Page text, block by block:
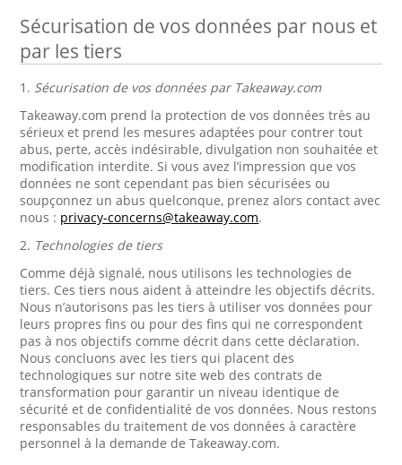
Sécurisation de vos données par nous et
par les tiers
1. Sécurisation de vos données par Takeaway.com
Takeaway.com prend la protection de vos données très au
sérieux et prend les mesures adaptées pour contrer tout
abus, perte, accès indésirable, divulgation non souhaitée et
modification interdite. Si vous avez l’impression que vos
données ne sont cependant pas bien sécurisées ou
soupçonnez un abus quelconque, prenez alors contact avec
nous : privacy-concerns@takeaway.com.
2. Technologies de tiers
Comme déjà signalé, nous utilisons les technologies de
tiers. Ces tiers nous aident à atteindre les objectifs décrits.
Nous n’autorisons pas les tiers à utiliser vos données pour
leurs propres fins ou pour des fins qui ne correspondent
pas à nos objectifs comme décrit dans cette déclaration.
Nous concluons avec les tiers qui placent des
technologiques sur notre site web des contrats de
transformation pour garantir un niveau identique de
sécurité et de confidentialité de vos données. Nous restons
responsables du traitement de vos données à caractère
personnel à la demande de Takeaway.com.